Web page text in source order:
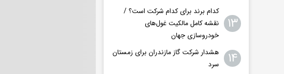
۱۳
کدام برند برای کدام شرکت است؟ /
نقشه کامل مالکیت غول‌های
خودروسازی جهان
۱۴
هشدار شرکت گاز مازندران برای زمستان
سرد